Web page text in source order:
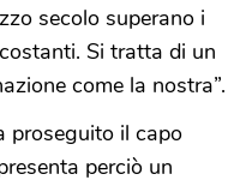
secolo superano i
Si tratta di un
come la nostra”.
proseguito il capo
perciò un